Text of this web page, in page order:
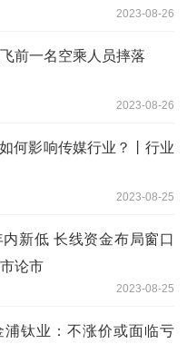
2023-08-26
前一名空乘人员摔落
2023-08-26
何影响传媒行业？丨行业
2023-08-25
新低 长线资金布局窗口
论市
2023-08-25
浦钛业：不涨价或面临亏